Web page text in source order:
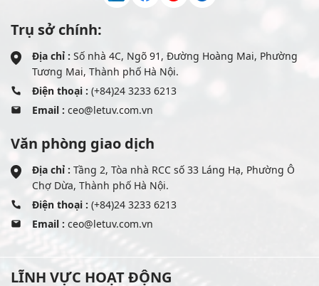
Trụ sở chính:
Địa chỉ : Số nhà 4C, Ngõ 91, Đường Hoàng Mai, Phường
Tương Mai, Thành phố Hà Nội.
Điện thoại : (+84)24 3233 6213
Email : ceo@letuv.com.vn
Văn phòng giao dịch
Địa chỉ : Tầng 2, Tòa nhà RCC số 33 Láng Hạ, Phường Ô
Chợ Dừa, Thành phố Hà Nội.
Điện thoại : (+84)24 3233 6213
Email : ceo@letuv.com.vn
LĨNH VỰC HOẠT ĐỘNG